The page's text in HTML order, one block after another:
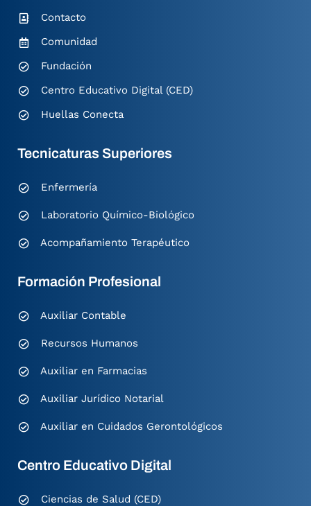
Contacto
Comunidad
Fundación
Centro Educativo Digital (CED)
Huellas Conecta
Tecnicaturas Superiores
Enfermería
Laboratorio Químico-Biológico
Acompañamiento Terapéutico
Formación Profesional
Auxiliar Contable
Recursos Humanos
Auxiliar en Farmacias
Auxiliar Jurídico Notarial
Auxiliar en Cuidados Gerontológicos
Centro Educativo Digital
Ciencias de Salud (CED)